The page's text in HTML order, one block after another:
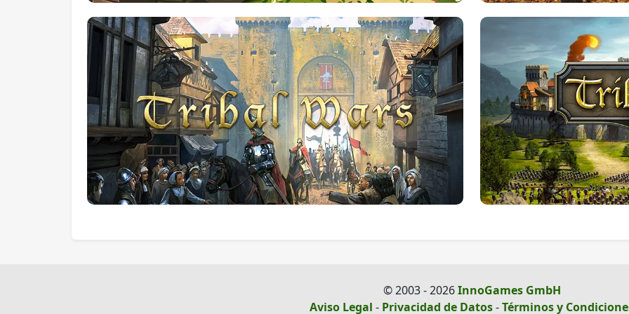
© 2003 - 2026InnoGames GmbH
Aviso Legal - Privacidad de Datos-Términos y